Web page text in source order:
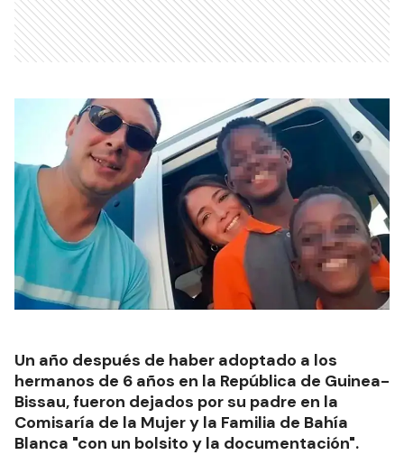
Un año después de haber adoptado a los
hermanos de 6 años en la República de Guinea-
Bissau, fueron dejados por su padre en la
Comisaría de la Mujer y la Familia de Bahía
Blanca "con un bolsito y la documentación".